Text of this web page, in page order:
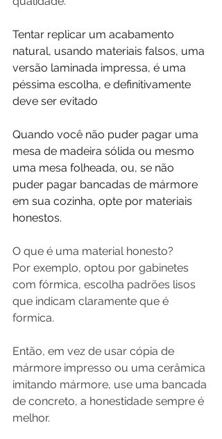
Tentar replicar um acabamento
natural, usando materiais falsos, uma
versão laminada impressa, é uma
péssima escolha, e definitivamente
deve ser evitado
Quando você não puder pagar uma
mesa de madeira sólida ou mesmo
uma mesa folheada, ou, se não
puder pagar bancadas de mármore
em sua cozinha, opte por materiais
honestos.
O que é uma material honesto?
Por exemplo, optou por gabinetes
com fórmica, escolha padrões lisos
que indicam claramente que é
formica.
Então, em vez de usar cópia de
mármore impresso ou uma cerâmica
imitando mármore, use uma bancada
de concreto, a honestidade sempre é
melhor.